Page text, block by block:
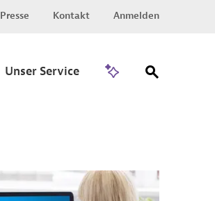
Presse Kontakt Anmelden
Unser Service